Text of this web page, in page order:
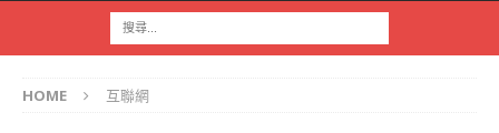
HOME 互聯網